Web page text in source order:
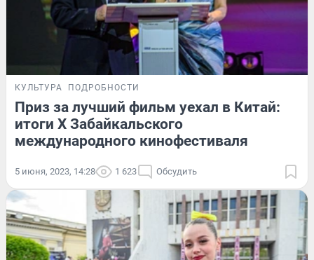
КУЛЬТУРА ПОДРОБНОСТИ
Приз за лучший фильм уехал в Китай:
итоги X Забайкальского
международного кинофестиваля
5 июня, 2023, 14:28 1 623 Обсудить